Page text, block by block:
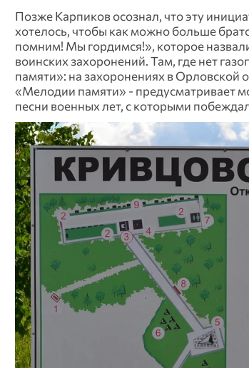
Позже Карпиков осознал, что эту
хотелось, чтобы как можно больше
помним! Мы гордимся!», которое
воинских захоронений. Там, где нет
памяти»: на захоронениях в Орловской
«Мелодии памяти» - предусматривает
песни военных лет, с которыми